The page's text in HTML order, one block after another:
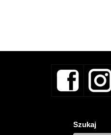
Szukaj